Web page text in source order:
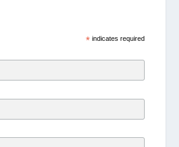
*indicates required